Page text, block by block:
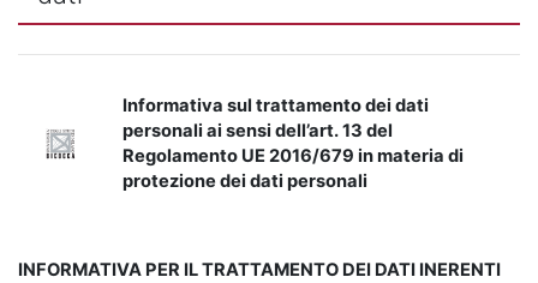
Informativa sul trattamento dei dati
personali ai sensi dell’art. 13 del
Regolamento UE 2016/679 in materia di
protezione dei dati personali
INFORMATIVA PER IL TRATTAMENTO DEI DATI INERENTI